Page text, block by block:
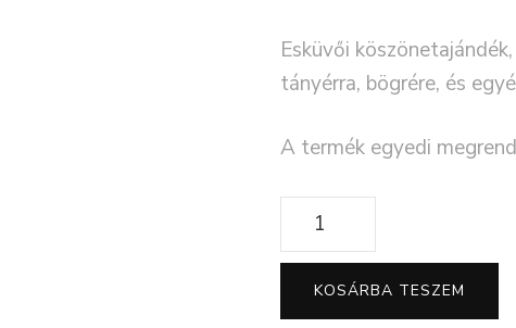
Esküvői
tányérra, bögrére, és
A termék egyedi
Esküvői
köszönet
ajándék
tányér
KOSÁRBA TESZEM